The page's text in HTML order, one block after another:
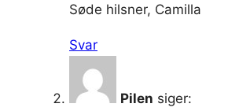
Søde hilsner, Camilla
Svar
Pilen siger: